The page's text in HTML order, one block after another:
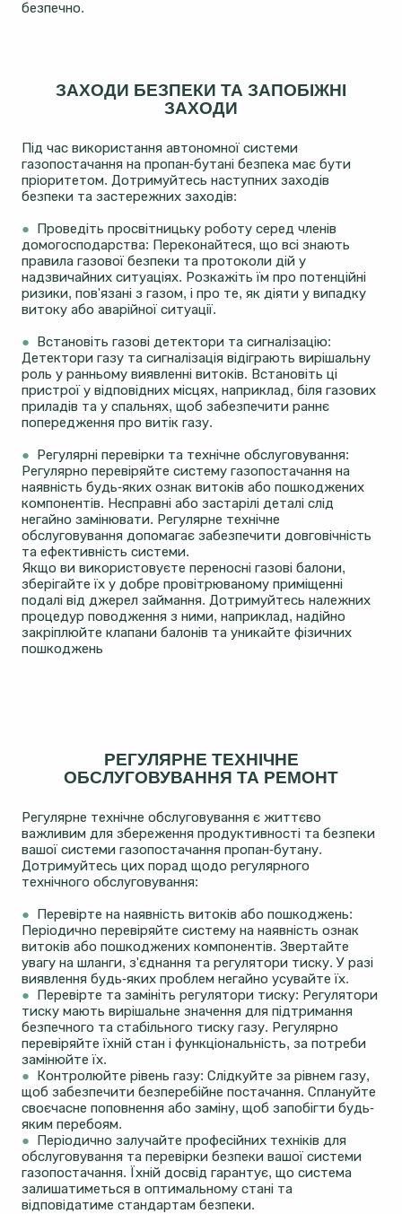
безпечно.
ЗАХОДИ БЕЗПЕКИ ТА ЗАПОБІЖНІ
ЗАХОДИ
Під час використання автономної системи
газопостачання на пропан-бутані безпека має бути
пріоритетом. Дотримуйтесь наступних заходів
безпеки та застережних заходів:
● Проведіть просвітницьку роботу серед членів
домогосподарства: Переконайтеся, що всі знають
правила газової безпеки та протоколи дій у
надзвичайних ситуаціях. Розкажіть їм про потенційні
ризики, пов'язані з газом, і про те, як діяти у випадку
витоку або аварійної ситуації.
● Встановіть газові детектори та сигналізацію:
Детектори газу та сигналізація відіграють вирішальну
роль у ранньому виявленні витоків. Встановіть ці
пристрої у відповідних місцях, наприклад, біля газових
приладів та у спальнях, щоб забезпечити раннє
попередження про витік газу.
● Регулярні перевірки та технічне обслуговування:
Регулярно перевіряйте систему газопостачання на
наявність будь-яких ознак витоків або пошкоджених
компонентів. Несправні або застарілі деталі слід
негайно замінювати. Регулярне технічне
обслуговування допомагає забезпечити довговічність
та ефективність системи.
Якщо ви використовуєте переносні газові балони,
зберігайте їх у добре провітрюваному приміщенні
подалі від джерел займання. Дотримуйтесь належних
процедур поводження з ними, наприклад, надійно
закріплюйте клапани балонів та уникайте фізичних
пошкоджень
РЕГУЛЯРНЕ ТЕХНІЧНЕ
ОБСЛУГОВУВАННЯ ТА РЕМОНТ
Регулярне технічне обслуговування є життєво
важливим для збереження продуктивності та безпеки
вашої системи газопостачання пропан-бутану.
Дотримуйтесь цих порад щодо регулярного
технічного обслуговування:
● Перевірте на наявність витоків або пошкоджень:
Періодично перевіряйте систему на наявність ознак
витоків або пошкоджених компонентів. Звертайте
увагу на шланги, з'єднання та регулятори тиску. У разі
виявлення будь-яких проблем негайно усувайте їх.
● Перевірте та замініть регулятори тиску: Регулятори
тиску мають вирішальне значення для підтримання
безпечного та стабільного тиску газу. Регулярно
перевіряйте їхній стан і функціональність, за потреби
замінюйте їх.
● Контролюйте рівень газу: Слідкуйте за рівнем газу,
щоб забезпечити безперебійне постачання. Сплануйте
своєчасне поповнення або заміну, щоб запобігти будь-
яким перебоям.
● Періодично залучайте професійних техніків для
обслуговування та перевірки безпеки вашої системи
газопостачання. Їхній досвід гарантує, що система
залишатиметься в оптимальному стані та
відповідатиме стандартам безпеки.